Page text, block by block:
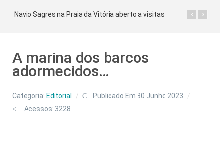
Navio Sagres na Praia da Vitória aberto a visitas ›
‹
A marina dos barcos
adormecidos…
Categoria: Editorial
Publicado Em 30 Junho 2023
Acessos: 3228